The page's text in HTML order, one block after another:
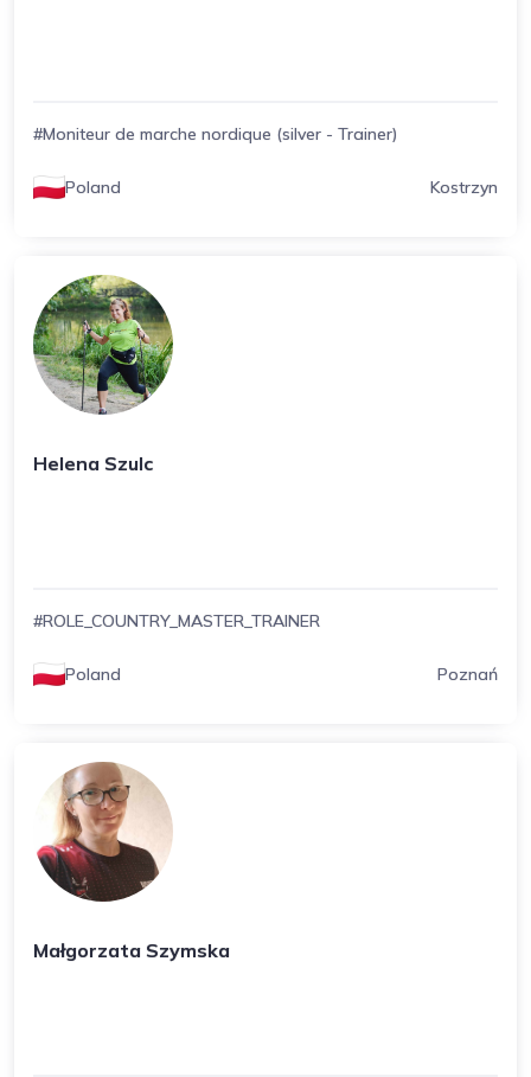
#Moniteur de marche nordique (silver - Trainer)
Poland Kostrzyn
Helena Szulc
#ROLE_COUNTRY_MASTER_TRAINER
Poland Poznań
Małgorzata Szymska